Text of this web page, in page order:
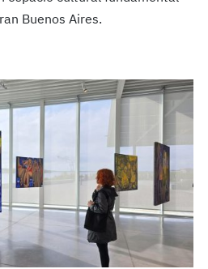
Buenos Aires.